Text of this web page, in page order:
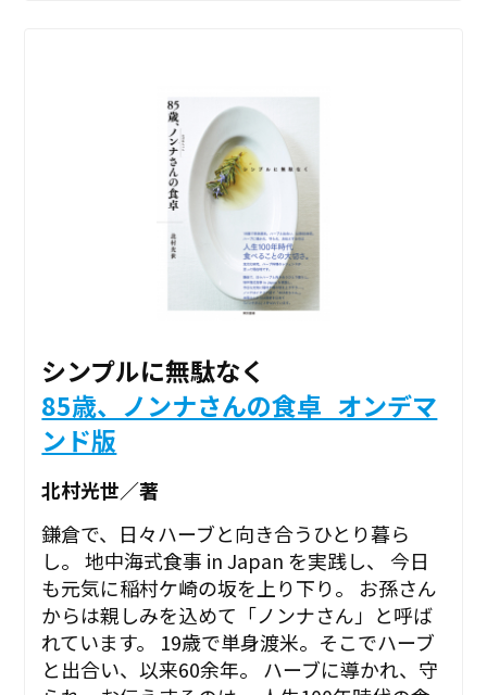
シンプルに無駄なく
85歳、ノンナさんの食卓_オンデマ
ンド版
北村光世／著
鎌倉で、日々ハーブと向き合うひとり暮ら
し。 地中海式食事 in Japan を実践し、 今日
も元気に稲村ケ崎の坂を上り下り――。 お孫さん
からは親しみを込めて「ノンナさん」と呼ば
れています。 19歳で単身渡米。そこでハーブ
と出合い、以来60余年。 ハーブに導かれ、守